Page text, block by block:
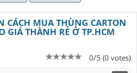
CÁCH MUA THÙNG CARTON
GIÁ THÀNH RẺ Ở TP.HCM
0/5 (0 votes)